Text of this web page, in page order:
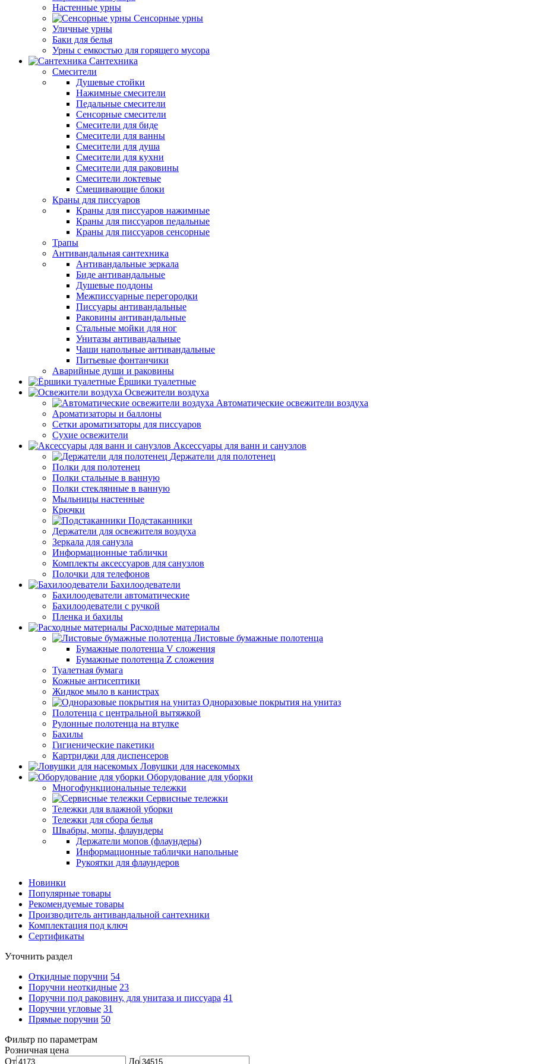
Настенные урны
Сенсорные урны
Уличные урны
Баки для белья
Урны с емкостью для горящего мусора
Сантехника
Смесители
Душевые стойки
Нажимные смесители
Педальные смесители
Сенсорные смесители
Смесители для биде
Смесители для ванны
Смесители для душа
Смесители для кухни
Смесители для раковины
Смесители локтевые
Смешивающие блоки
Краны для писсуаров
Краны для писсуаров нажимные
Краны для писсуаров педальные
Краны для писсуаров сенсорные
Трапы
Антивандальная сантехника
Антивандальные зеркала
Биде антивандальные
Душевые поддоны
Межписсуарные перегородки
Писсуары антивандальные
Раковины антивандальные
Стальные мойки для ног
Унитазы антивандальные
Чаши напольные антивандальные
Питьевые фонтанчики
Аварийные души и раковины
Ёршики туалетные
Освежители воздуха
Автоматические освежители воздуха
Ароматизаторы и баллоны
Сетки ароматизаторы для писсуаров
Сухие освежители
Аксессуары для ванн и санузлов
Держатели для полотенец
Полки для полотенец
Полки стальные в ванную
Полки стеклянные в ванную
Мыльницы настенные
Крючки
Подстаканники
Держатели для освежителя воздуха
Зеркала для санузла
Информационные таблички
Комплекты аксессуаров для санузлов
Полочки для телефонов
Бахилоодеватели
Бахилоодеватели автоматические
Бахилоодеватели с ручкой
Пленка и бахилы
Расходные материалы
Листовые бумажные полотенца
Бумажные полотенца V сложения
Бумажные полотенца Z сложения
Туалетная бумага
Кожные антисептики
Жидкое мыло в канистрах
Одноразовые покрытия на унитаз
Полотенца с центральной вытяжкой
Рулонные полотенца на втулке
Бахилы
Гигиенические пакетики
Картриджи для диспенсеров
Ловушки для насекомых
Оборудование для уборки
Многофункциональные тележки
Сервисные тележки
Тележки для влажной уборки
Тележки для сбора белья
Швабры, мопы, флаундеры
Держатели мопов (флаундеры)
Информационные таблички напольные
Рукоятки для флаундеров
Новинки
Популярные товары
Рекомендуемые товары
Производитель антивандальной сантехники
Комплектация под ключ
Сертификаты
Уточнить раздел
Откидные поручни 54
Поручни неоткидные 23
Поручни под раковину, для унитаза и писсуара 41
Поручни угловые 31
Прямые поручни 50
Фильтр по параметрам
Розничная цена
От
До